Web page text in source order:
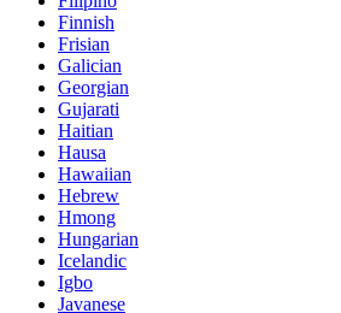
Finnish
Frisian
Galician
Georgian
Gujarati
Haitian
Hausa
Hawaiian
Hebrew
Hmong
Hungarian
Icelandic
Igbo
Javanese